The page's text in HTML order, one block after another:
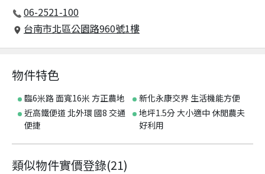
06-2521-100
台南市北區公園路960號1樓
物件特色
臨6米路 面寬16米 方正農地
新化永康交界 生活機能方便
近高鐵便道 北外環 國8 交通
便捷
地坪1.5分 大小適中 休閒農夫
好利用
類似物件實價登錄(21)